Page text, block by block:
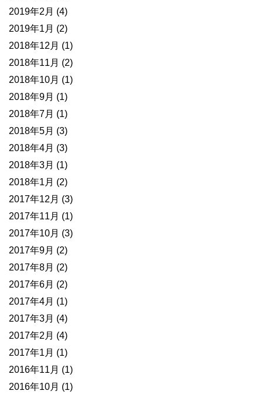
2019年2月 (4)
2019年1月 (2)
2018年12月 (1)
2018年11月 (2)
2018年10月 (1)
2018年9月 (1)
2018年7月 (1)
2018年5月 (3)
2018年4月 (3)
2018年3月 (1)
2018年1月 (2)
2017年12月 (3)
2017年11月 (1)
2017年10月 (3)
2017年9月 (2)
2017年8月 (2)
2017年6月 (2)
2017年4月 (1)
2017年3月 (4)
2017年2月 (4)
2017年1月 (1)
2016年11月 (1)
2016年10月 (1)